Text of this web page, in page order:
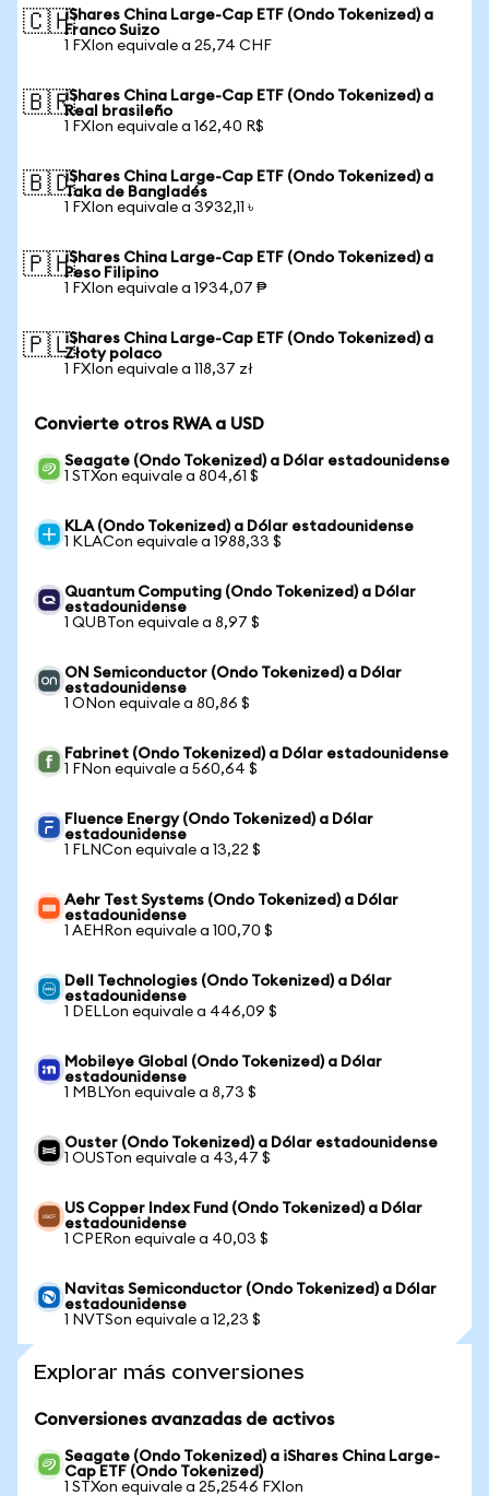
🇨🇭iShares China Large-Cap ETF (Ondo Tokenized) a
Franco Suizo
1 FXIon equivale a 25,74 CHF
🇧🇷iShares China Large-Cap ETF (Ondo Tokenized) a
Real brasileño
1 FXIon equivale a 162,40 R$
🇧🇩iShares China Large-Cap ETF (Ondo Tokenized) a
Taka de Bangladés
1 FXIon equivale a 3932,11 ৳
🇵🇭iShares China Large-Cap ETF (Ondo Tokenized) a
Peso Filipino
1 FXIon equivale a 1934,07 ₱
🇵🇱iShares China Large-Cap ETF (Ondo Tokenized) a
Złoty polaco
1 FXIon equivale a 118,37 zł
Convierte otros RWA a USD
Seagate (Ondo Tokenized) a Dólar estadounidense
1 STXon equivale a 804,61 $
KLA (Ondo Tokenized) a Dólar estadounidense
1 KLACon equivale a 1988,33 $
Quantum Computing (Ondo Tokenized) a Dólar
estadounidense
1 QUBTon equivale a 8,97 $
ON Semiconductor (Ondo Tokenized) a Dólar
estadounidense
1 ONon equivale a 80,86 $
Fabrinet (Ondo Tokenized) a Dólar estadounidense
1 FNon equivale a 560,64 $
Fluence Energy (Ondo Tokenized) a Dólar
estadounidense
1 FLNCon equivale a 13,22 $
Aehr Test Systems (Ondo Tokenized) a Dólar
estadounidense
1 AEHRon equivale a 100,70 $
Dell Technologies (Ondo Tokenized) a Dólar
estadounidense
1 DELLon equivale a 446,09 $
Mobileye Global (Ondo Tokenized) a Dólar
estadounidense
1 MBLYon equivale a 8,73 $
Ouster (Ondo Tokenized) a Dólar estadounidense
1 OUSTon equivale a 43,47 $
US Copper Index Fund (Ondo Tokenized) a Dólar
estadounidense
1 CPERon equivale a 40,03 $
Navitas Semiconductor (Ondo Tokenized) a Dólar
estadounidense
1 NVTSon equivale a 12,23 $
Explorar más conversiones
Conversiones avanzadas de activos
Seagate (Ondo Tokenized) a iShares China Large-
Cap ETF (Ondo Tokenized)
1 STXon equivale a 25,2546 FXIon